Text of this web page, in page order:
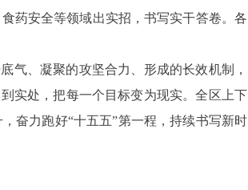
药安全等领域出实招，书写实干答卷。各
气、凝聚的攻坚合力、形成的长效机制，
实处，把每一个目标变为现实。全区上下
奋力跑好“十五五”第一程，持续书写新时